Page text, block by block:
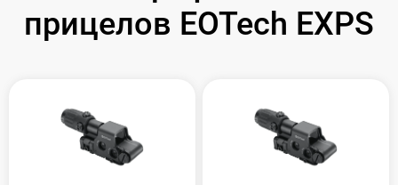
прицелов EOTech EXPS